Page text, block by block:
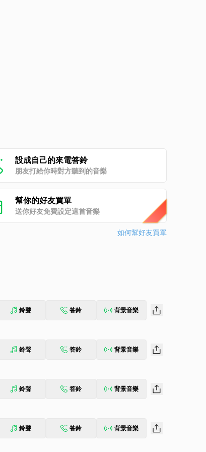
設成自己的來電答鈴
朋友打給你時對方聽到的音樂
幫你的好友買單
送你好友免費設定這首音樂
如何幫好友買單
鈴聲 答鈴 背景音樂
鈴聲 答鈴 背景音樂
鈴聲 答鈴 背景音樂
鈴聲 答鈴 背景音樂